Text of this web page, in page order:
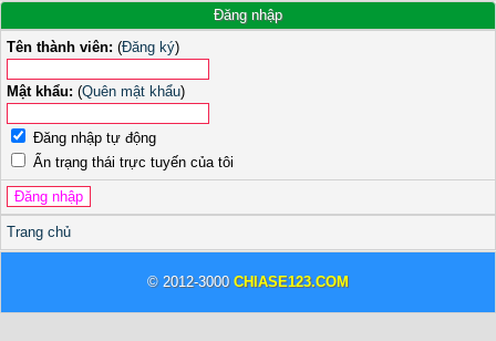
Đăng nhập
Tên thành viên: (Đăng ký)
Mật khẩu: (Quên mật khẩu)
Đăng nhập tự động
Ẩn trạng thái trực tuyến của tôi
Trang chủ
© 2012-3000 CHIASE123.COM